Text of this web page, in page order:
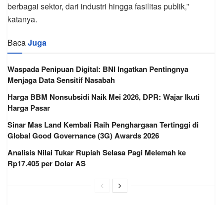
berbagai sektor, dari industri hingga fasilitas publik,”
katanya.
BacaJuga
Waspada Penipuan Digital: BNI Ingatkan Pentingnya
Menjaga Data Sensitif Nasabah
Harga BBM Nonsubsidi Naik Mei 2026, DPR: Wajar Ikuti
Harga Pasar
Sinar Mas Land Kembali Raih Penghargaan Tertinggi di
Global Good Governance (3G) Awards 2026
Analisis Nilai Tukar Rupiah Selasa Pagi Melemah ke
Rp17.405 per Dolar AS